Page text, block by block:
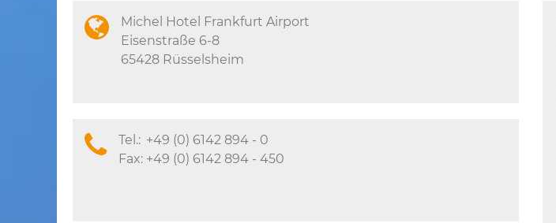
Michel Hotel Frankfurt Airport
Eisenstraße 6-8
65428 Rüsselsheim
Tel.: +49 (0) 6142 894 - 0
Fax: +49 (0) 6142 894 - 450